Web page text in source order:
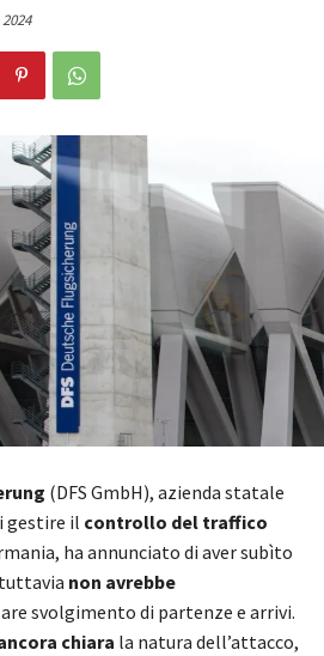
(DFS GmbH), azienda statale
gestire il controllo del traffico
ha annunciato di aver subìto
non avrebbe
svolgimento di partenze e arrivi.
chiara la natura dell’attacco,